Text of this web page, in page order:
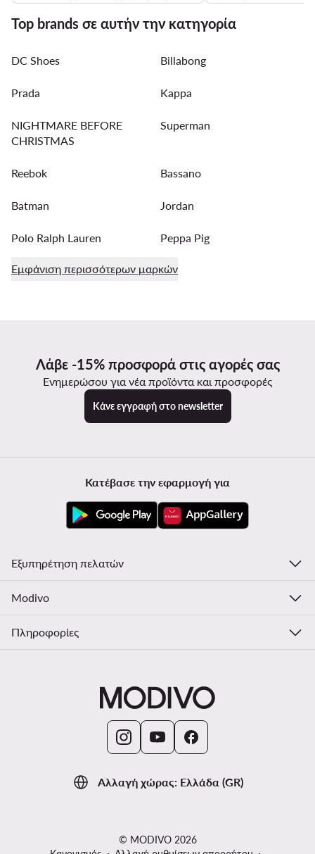
Top brands σε αυτήν την κατηγορία
DC Shoes Billabong
Prada Kappa
NIGHTMARE BEFORE
CHRISTMAS
Superman
Reebok Bassano
Batman Jordan
Polo Ralph Lauren Peppa Pig
Εμφάνιση περισσότερων μαρκών
Λάβε -15% προσφορά στις αγορές σας
Ενημερώσου για νέα προϊόντα και προσφορές
Κάνε εγγραφή στο newsletter
Αλλαγή χώρας: Ελλάδα (GR)
Κατέβασε την εφαρμογή για
Εξυπηρέτηση πελατών
Modivo
Πληροφορίες
© MODIVO 2026